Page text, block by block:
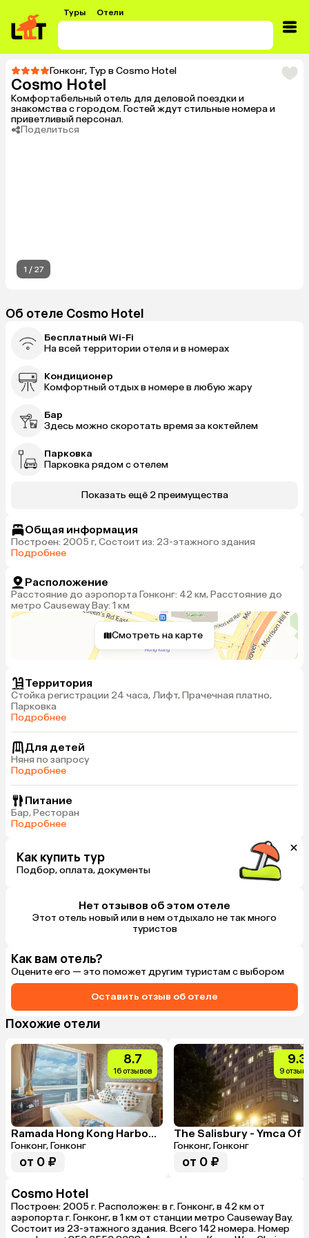
Туры Отели
Гонконг, Тур в Cosmo Hotel
Cosmo Hotel
Комфортабельный отель для деловой поездки и
знакомства с городом. Гостей ждут стильные номера и
приветливый персонал.
Поделиться
1 / 27
Об отеле Cosmo Hotel
Бесплатный Wi-Fi
На всей территории отеля и в номерах
Кондиционер
Комфортный отдых в номере в любую жару
Бар
Здесь можно скоротать время за коктейлем
Парковка
Парковка рядом с отелем
Показать ещё 2 преимущества
Общая информация
Построен: 2005 г, Состоит из: 23-этажного здания
Подробнее
Расположение
Расстояние до аэропорта Гонконг: 42 км, Расстояние до
метро Causeway Bay: 1 км
Смотреть на карте
Территория
Стойка регистрации 24 часа, Лифт, Прачечная платно,
Парковка
Подробнее
Для детей
Няня по запросу
Подробнее
Питание
Бар, Ресторан
Подробнее
Как купить тур
Подбор, оплата, документы
Нет отзывов об этом отеле
Этот отель новый или в нем отдыхало не так много
туристов
Как вам отель?
Оцените его — это поможет другим туристам с выбором
Оставить отзыв об отеле
Похожие отели
8.7
16 отзывов
Ramada Hong Kong Harbour View
Гонконг, Гонконг
от 0 ₽
9.3
9
Гонконг, Гонконг
от 0 ₽
Cosmo Hotel
Построен: 2005 г. Расположен: в г. Гонконг, в 42 км от
аэропорта г. Гонконг, в 1 км от станции метро Causeway Bay.
Состоит из 23-этажного здания. Всего 142 номера. Номер